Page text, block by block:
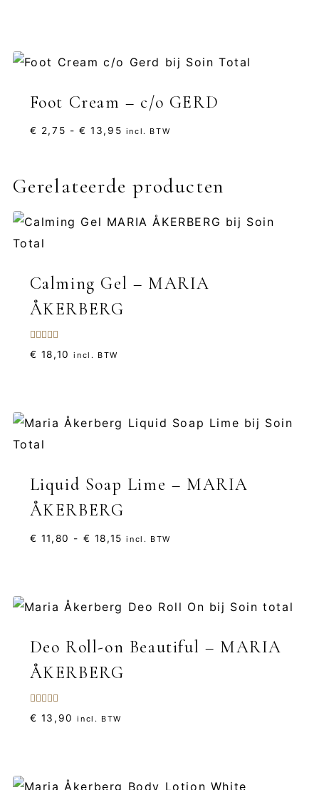
Foot Cream – c/o GERD
€ 2,75 - € 13,95 Prijsklasse:
€ 13,95
incl. BTW
Gerelateerde producten
Calming Gel – MARIA
ÅKERBERG
Gewaardeerd
5.00
€ 18,10 incl. BTW
Liquid Soap Lime – MARIA
ÅKERBERG
€ 11,80 - € 18,15 Prijsklasse:
incl. BTW
Deo Roll-on Beautiful – MARIA
ÅKERBERG
Gewaardeerd
5.00
€ 13,90 incl. BTW